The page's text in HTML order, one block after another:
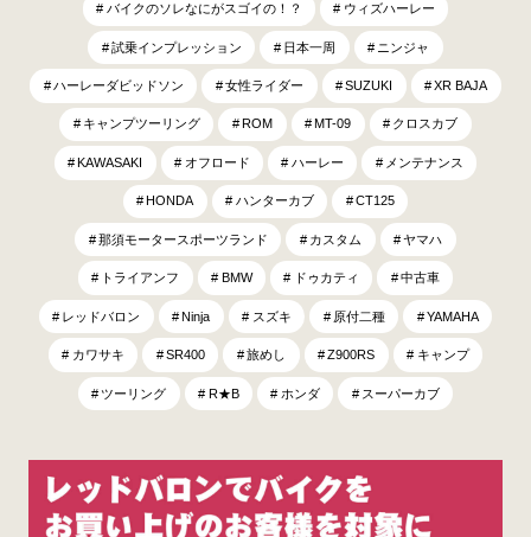
バイクのソレなにがスゴイの！？ ウィズハーレー
試乗インプレッション 日本一周 ニンジャ
ハーレーダビッドソン 女性ライダー SUZUKI XR BAJA
キャンプツーリング ROM MT-09 クロスカブ
KAWASAKI オフロード ハーレー メンテナンス
HONDA ハンターカブ CT125
那須モータースポーツランド カスタム ヤマハ
トライアンフ BMW ドゥカティ 中古車
レッドバロン Ninja スズキ 原付二種 YAMAHA
カワサキ SR400 旅めし Z900RS キャンプ
ツーリング R★B ホンダ スーパーカブ